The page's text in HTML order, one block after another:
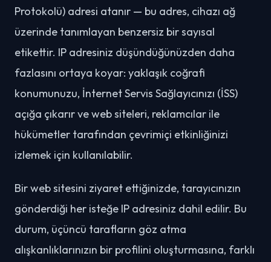
Protokolü) adresi atanır — bu adres, cihazı ağ
üzerinde tanımlayan benzersiz bir sayısal
etikettir. IP adresiniz düşündüğünüzden daha
fazlasını ortaya koyar: yaklaşık coğrafi
konumunuzu, İnternet Servis Sağlayıcınızı (İSS)
açığa çıkarır ve web siteleri, reklamcılar ile
hükümetler tarafından çevrimiçi etkinliğinizi
izlemek için kullanılabilir.
Bir web sitesini ziyaret ettiğinizde, tarayıcınızın
gönderdiği her isteğe IP adresiniz dahil edilir. Bu
durum, üçüncü tarafların göz atma
alışkanlıklarınızın bir profilini oluşturmasına, farklı